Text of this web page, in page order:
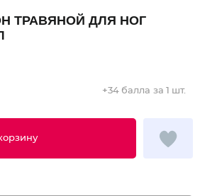
ТРАВЯНОЙ ДЛЯ НОГ
+34 балла за 1 шт.